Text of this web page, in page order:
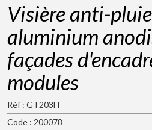
Visière anti-
aluminium
façades
modules
Réf : GT203H
Code : 200078